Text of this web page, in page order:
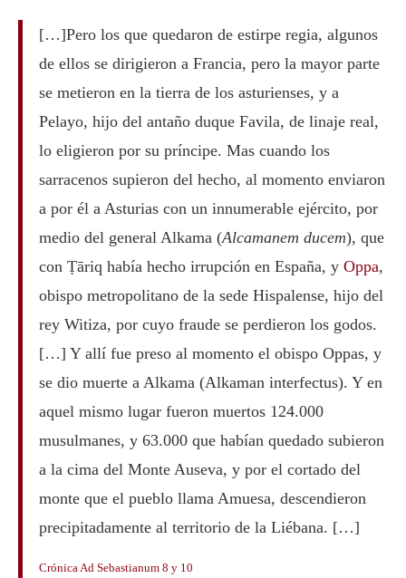
[…]Pero los que quedaron de estirpe regia, algunos
de ellos se dirigieron a Francia, pero la mayor parte
se metieron en la tierra de los asturienses, y a
Pelayo, hijo del antaño duque Favila, de linaje real,
lo eligieron por su príncipe. Mas cuando los
sarracenos supieron del hecho, al momento enviaron
a por él a Asturias con un innumerable ejército, por
medio del general Alkama (Alcamanem ducem), que
con Ṭāriq había hecho irrupción en España, y Oppa,
obispo metropolitano de la sede Hispalense, hijo del
rey Witiza, por cuyo fraude se perdieron los godos.
[…] Y allí fue preso al momento el obispo Oppas, y
se dio muerte a Alkama (Alkaman interfectus). Y en
aquel mismo lugar fueron muertos 124.000
musulmanes, y 63.000 que habían quedado subieron
a la cima del Monte Auseva, y por el cortado del
monte que el pueblo llama Amuesa, descendieron
precipitadamente al territorio de la Liébana. […]
Crónica Ad Sebastianum8 y 10